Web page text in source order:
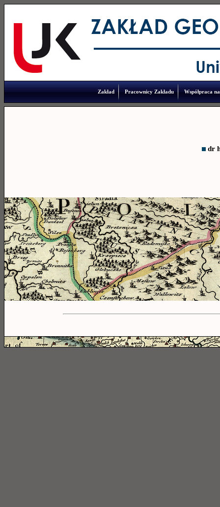
Zakład Pracownicy Zakładu Współpraca
dr